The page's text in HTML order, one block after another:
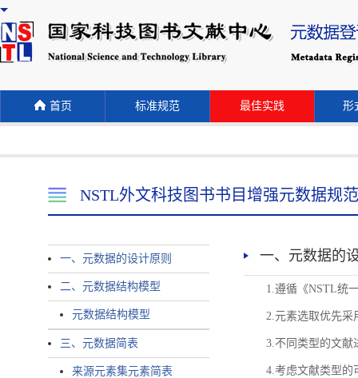
首页 标准规范 最佳实践 形
NSTL外文科技图书书目增强元数据规范
一、元数据的设计原则
二、元数据结构模型
元数据结构模型
三、元数据简表
来源元素集元素简表
一、元数据的
1.遵循《NSTL统
2.元素选取优先采
3.不同类型的文献
4.考虑文献类型的